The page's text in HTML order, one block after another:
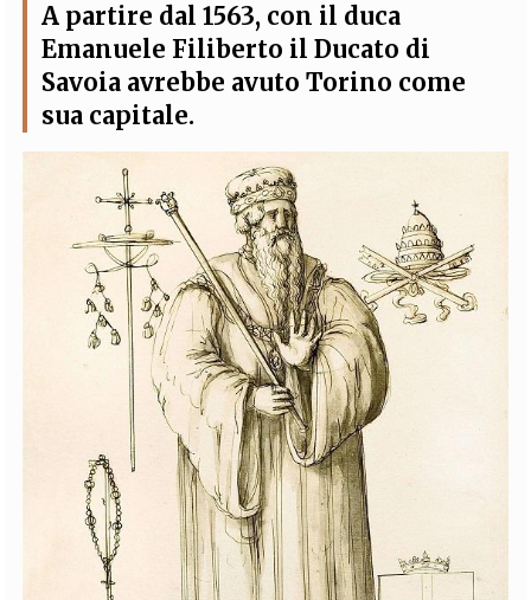
A partire dal 1563, con il duca
Emanuele Filiberto il Ducato di
Savoia avrebbe avuto Torino come
sua capitale.